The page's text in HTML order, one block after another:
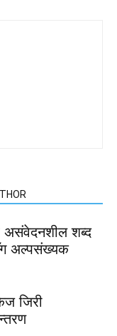
असंवेदनशील शब्द
अल्पसंख्यक
जिरी